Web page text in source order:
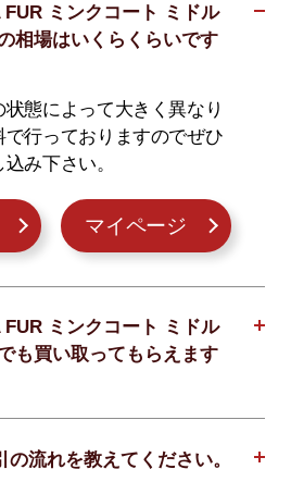
ミンクコート ミドル
相場はいくらくらいです
態によって大きく異なり
で行っておりますのでぜひ
み下さい。
マイページ
ミンクコート ミドル
も買い取ってもらえます
流れを教えてください。